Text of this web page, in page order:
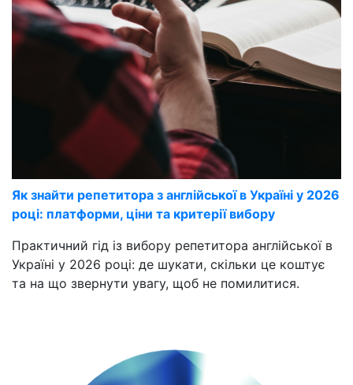
Як знайти репетитора з англійської в Україні у 2026
році: платформи, ціни та критерії вибору
Практичний гід із вибору репетитора англійської в
Україні у 2026 році: де шукати, скільки це коштує
та на що звернути увагу, щоб не помилитися.